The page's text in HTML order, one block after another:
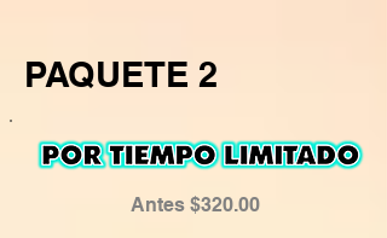
PAQUETE 2
Antes $320.00